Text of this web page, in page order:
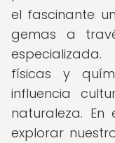
el fascinante
gemas a
físicas y
influencia
naturaleza.
explorar